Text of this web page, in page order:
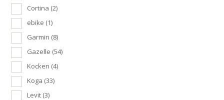
Cortina (2)
ebike (1)
Garmin (8)
Gazelle (54)
Kocken (4)
Koga (33)
Levit (3)